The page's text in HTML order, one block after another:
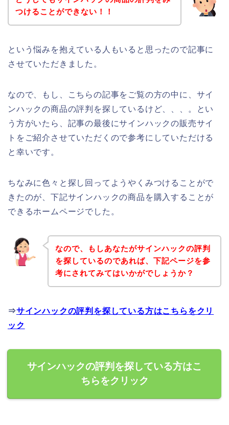
つけることができない！！
という悩みを抱えている人もいると思ったので記事に
させていただきました。
なので、もし、こちらの記事をご覧の方の中に、サイ
ンハックの商品の評判を探しているけど、、、。とい
う方がいたら、記事の最後にサインハックの販売サイ
トをご紹介させていただくので参考にしていただける
と幸いです。
ちなみに色々と探し回ってようやくみつけることがで
きたのが、下記サインハックの商品を購入することが
できるホームページでした。
なので、もしあなたがサインハックの評判
を探しているのであれば、下記ページを参
考にされてみてはいかがでしょうか？
⇒サインハックの評判を探している方はこちらをクリ
ック
サインハックの評判を探している方はこ
ちらをクリック